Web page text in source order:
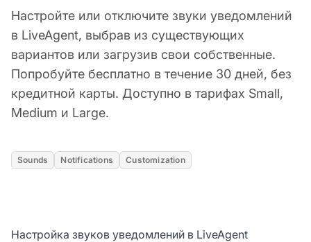
Настройте или отключите звуки уведомлений
в LiveAgent, выбрав из существующих
вариантов или загрузив свои собственные.
Попробуйте бесплатно в течение 30 дней, без
кредитной карты. Доступно в тарифах Small,
Medium и Large.
Sounds Notifications Customization
Настройка звуков уведомлений в LiveAgent